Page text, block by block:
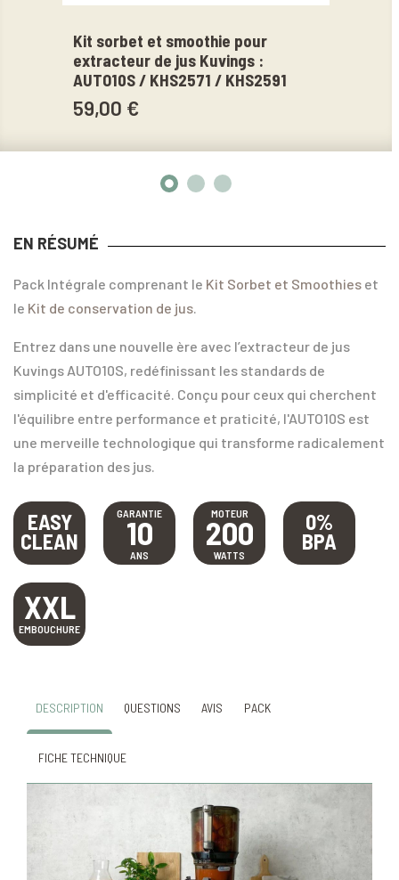
Kit sorbet et smoothie pour
extracteur de jus Kuvings :
AUTO10S / KHS2571 / KHS2591
59,00 €
EN RÉSUMÉ
Pack Intégrale comprenant le Kit Sorbet et Smoothies et
le Kit de conservation de jus.
Entrez dans une nouvelle ère avec l’extracteur de jus
Kuvings AUTO10S, redéfinissant les standards de
simplicité et d'efficacité. Conçu pour ceux qui cherchent
l'équilibre entre performance et praticité, l'AUTO10S est
une merveille technologique qui transforme radicalement
la préparation des jus.
EASY
CLEAN
GARANTIE
10
ANS
MOTEUR
200
WATTS
0%
BPA
XXL
EMBOUCHURE
DESCRIPTION QUESTIONS AVIS PACK
FICHE TECHNIQUE